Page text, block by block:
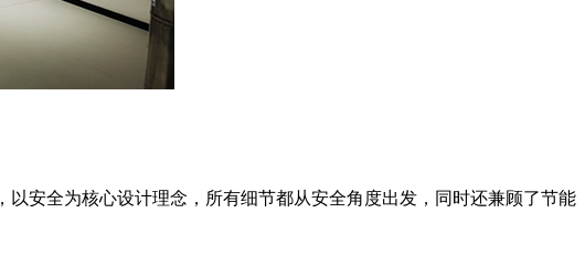
安全为核心设计理念，所有细节都从安全角度出发，同时还兼顾了节能